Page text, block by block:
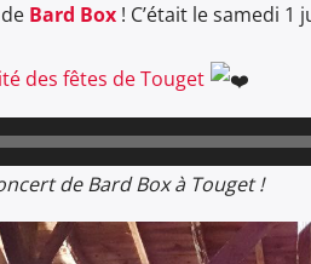
Bard Box! C’était le samedi 1
des fêtes de Touget
de Bard Box à Touget !